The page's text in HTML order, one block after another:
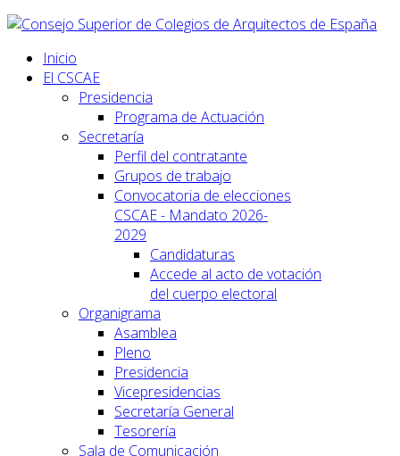
Inicio
El CSCAE
Presidencia
Programa de Actuación
Secretaría
Perfil del contratante
Grupos de trabajo
Convocatoria de elecciones
CSCAE - Mandato 2026-
2029
Candidaturas
Accede al acto de votación
del cuerpo electoral
Organigrama
Asamblea
Pleno
Presidencia
Vicepresidencias
Secretaría General
Tesorería
Sala de Comunicación